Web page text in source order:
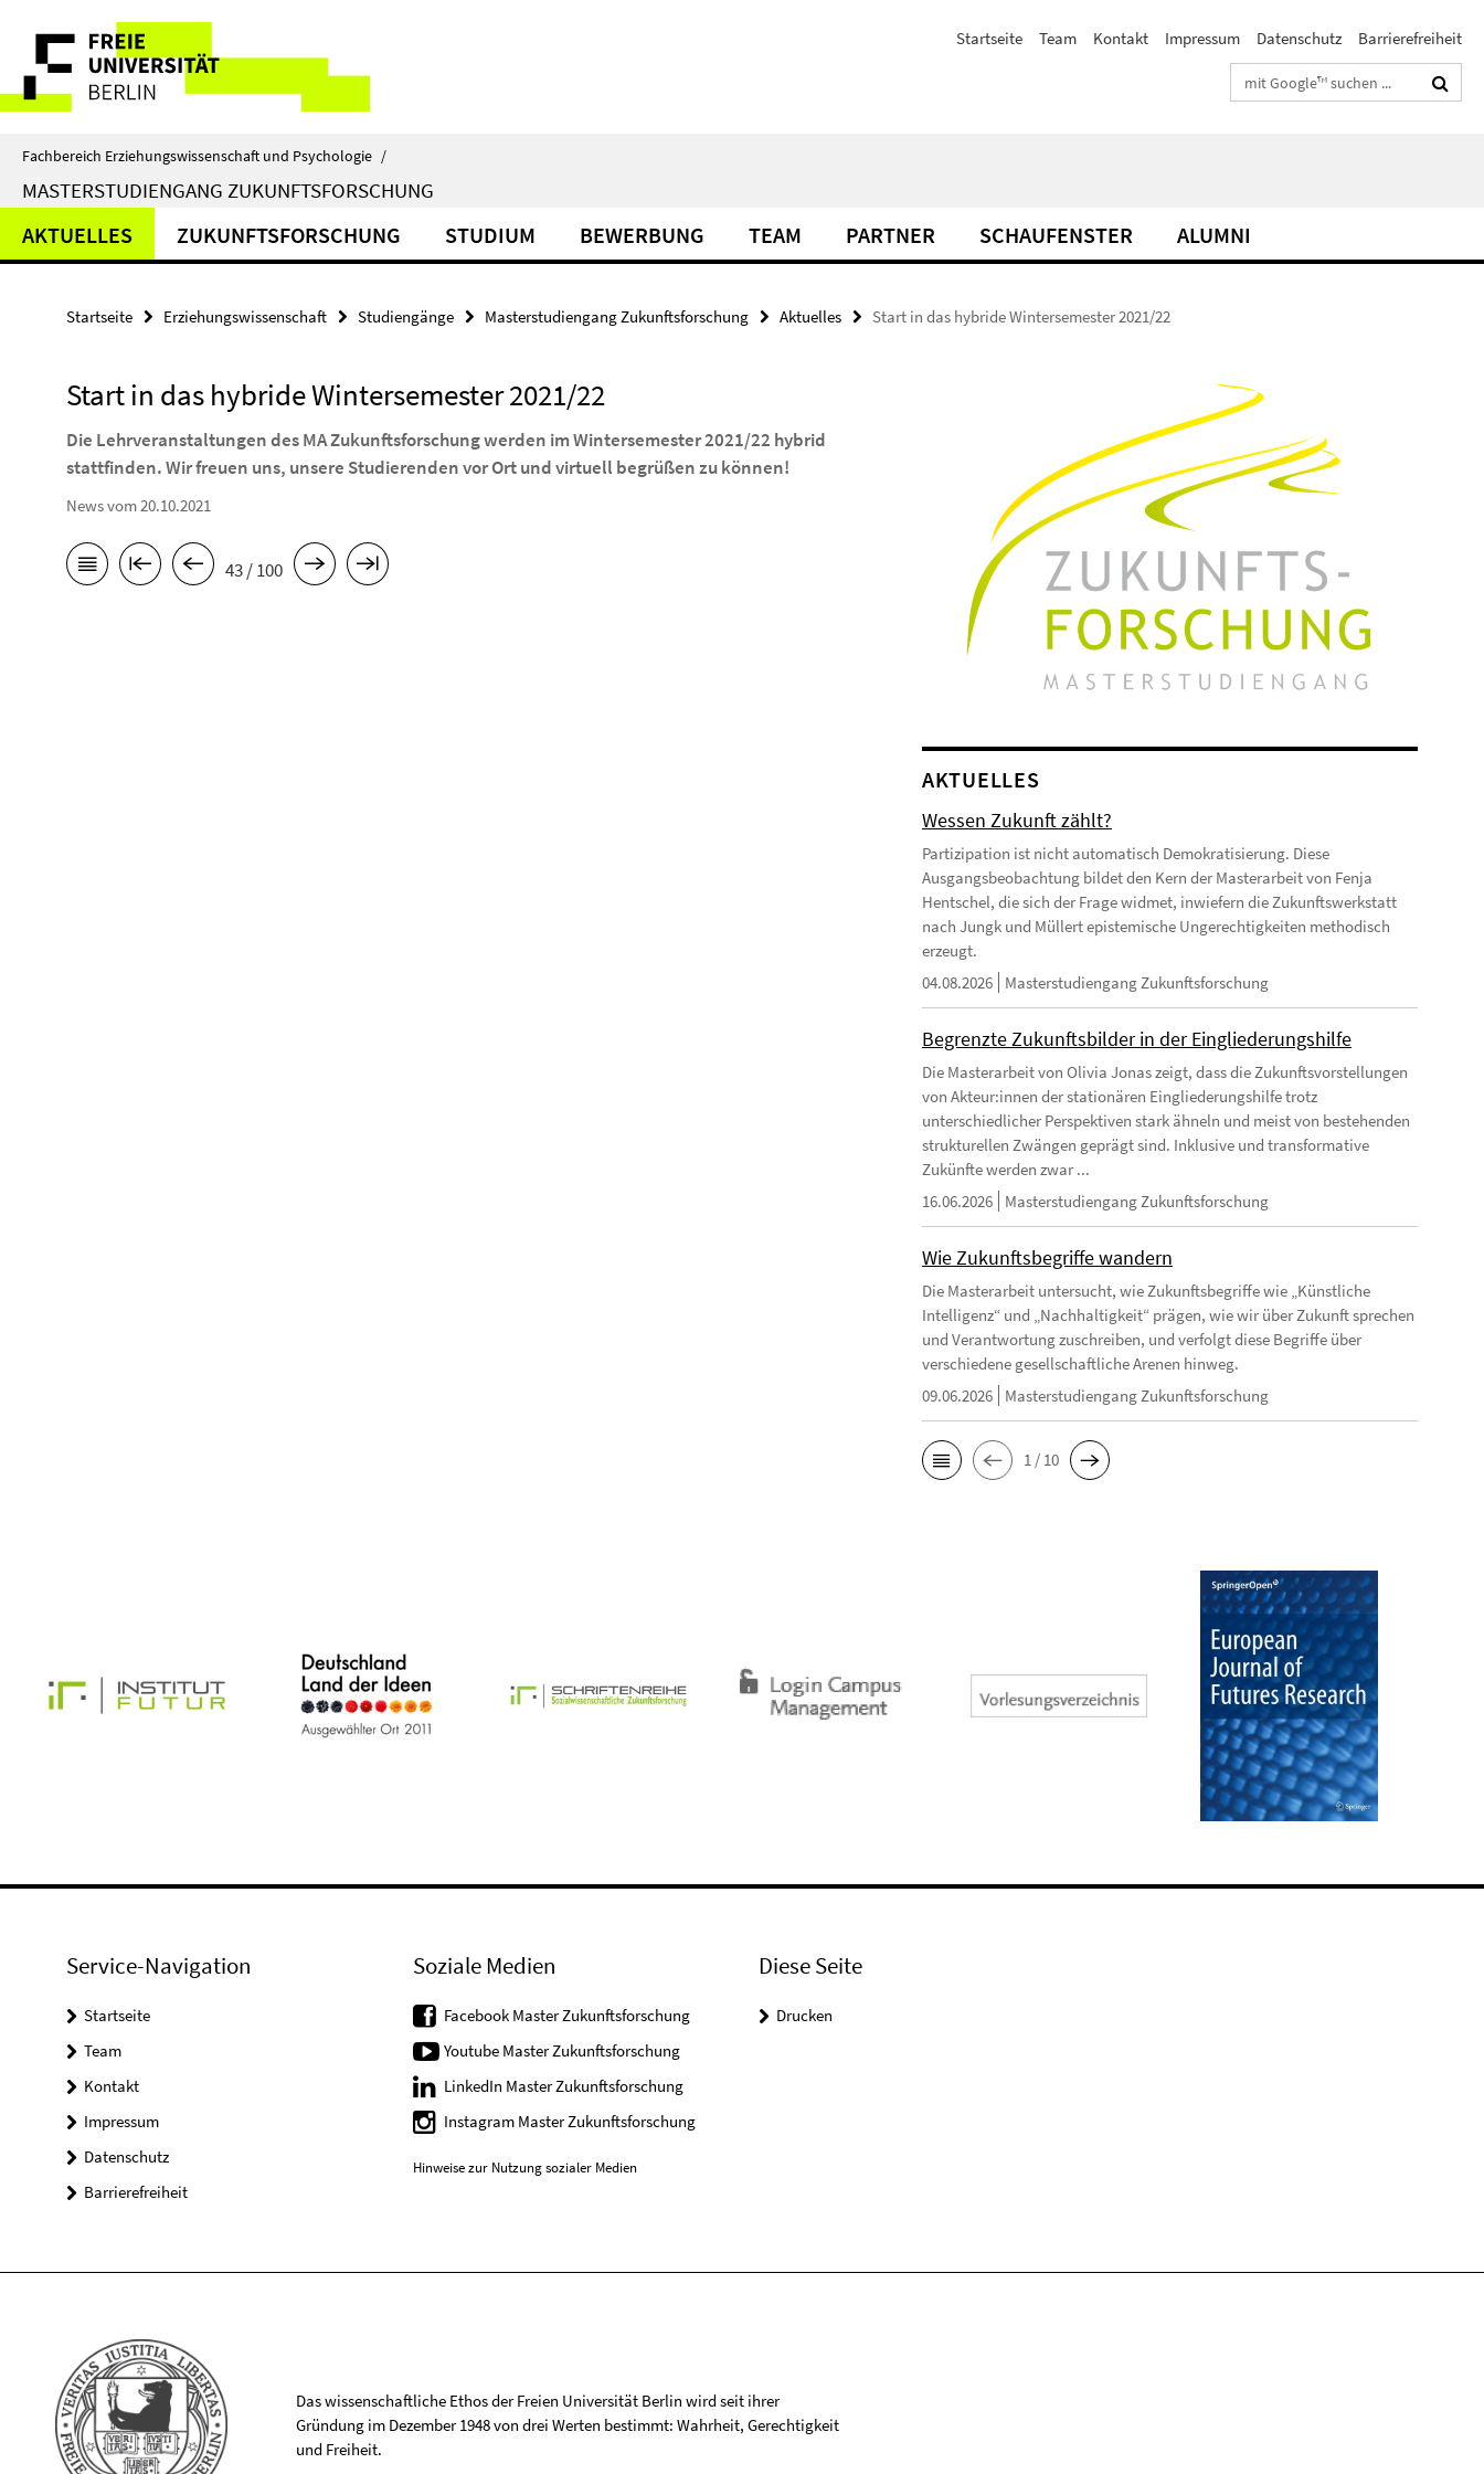
direkt
Inhalt
Service-
Navigation
Startseite Team Kontakt Impressum Datenschutz
Barrierefreiheit
Suchbegriffe
Fachbereich Erziehungswissenschaft und Psychologie /
MASTERSTUDIENGANG ZUKUNFTSFORSCHUNG
AKTUELLES ZUKUNFTSFORSCHUNG STUDIUM BEWERBUNG TEAM PARTNER SCHAUFENSTER ALUMNI
Startseite Erziehungswissenschaft Studiengänge Masterstudiengang Zukunftsforschung Aktuelles Start in das hybride Wintersemester 2021/22
Start in das hybride Wintersemester 2021/22
Die Lehrveranstaltungen des MA Zukunftsforschung werden im Wintersemester 2021/22 hybrid
stattfinden. Wir freuen uns, unsere Studierenden vor Ort und virtuell begrüßen zu können!
News vom 20.10.2021
43 / 100
AKTUELLES
Wessen Zukunft zählt?
Partizipation ist nicht automatisch Demokratisierung. Diese
Ausgangsbeobachtung bildet den Kern der Masterarbeit von Fenja
Hentschel, die sich der Frage widmet, inwiefern die Zukunftswerkstatt
nach Jungk und Müllert epistemische Ungerechtigkeiten methodisch
erzeugt.
04.08.2026
Masterstudiengang Zukunftsforschung
Begrenzte Zukunftsbilder in der Eingliederungshilfe
Die Masterarbeit von Olivia Jonas zeigt, dass die Zukunftsvorstellungen
von Akteur:innen der stationären Eingliederungshilfe trotz
unterschiedlicher Perspektiven stark ähneln und meist von bestehenden
strukturellen Zwängen geprägt sind. Inklusive und transformative
Zukünfte werden zwar ...
16.06.2026
Masterstudiengang Zukunftsforschung
Wie Zukunftsbegriffe wandern
Die Masterarbeit untersucht, wie Zukunftsbegriffe wie „Künstliche
Intelligenz“ und „Nachhaltigkeit“ prägen, wie wir über Zukunft sprechen
und Verantwortung zuschreiben, und verfolgt diese Begriffe über
verschiedene gesellschaftliche Arenen hinweg.
09.06.2026
Masterstudiengang Zukunftsforschung
1 / 10
Service-Navigation
Startseite
Team
Kontakt
Impressum
Datenschutz
Barrierefreiheit
Soziale Medien
Facebook Master Zukunftsforschung
Youtube Master Zukunftsforschung
LinkedIn Master Zukunftsforschung
Instagram Master Zukunftsforschung
Hinweise zur Nutzung sozialer Medien
Diese Seite
Drucken
Das wissenschaftliche Ethos der Freien Universität Berlin wird seit ihrer
Gründung im Dezember 1948 von drei Werten bestimmt: Wahrheit, Gerechtigkeit
und Freiheit.